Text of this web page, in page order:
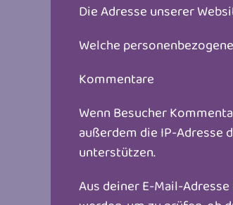
Die Adresse unserer
Welche
Kommentare
Wenn Besucher
außerdem die IP-Adresse
unterstützen.
Aus deiner E-Mail-